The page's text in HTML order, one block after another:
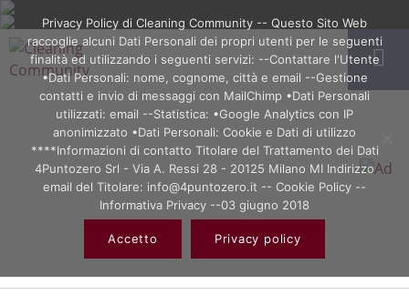
Privacy Policy di Cleaning Community -- Questo Sito Web
raccoglie alcuni Dati Personali dei propri utenti per le seguenti
finalità ed utilizzando i seguenti servizi: --Contattare l'Utente
•Dati Personali: nome, cognome, città e email --Gestione
contatti e invio di messaggi con MailChimp •Dati Personali
utilizzati: email --Statistica: •Google Analytics con IP
anonimizzato •Dati Personali: Cookie e Dati di utilizzo
****Informazioni di contatto Titolare del Trattamento dei Dati
4Puntozero Srl - Via A. Ressi 28 - 20125 Milano MI Indirizzo
email del Titolare: info@4puntozero.it -- Cookie Policy --
Informativa Privacy --03 giugno 2018
Accetto Privacy policy